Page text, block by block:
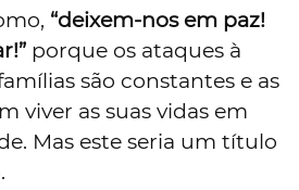
“deixem-nos em paz!
porque os ataques à
são constantes e as
viver as suas vidas em
Mas este seria um título